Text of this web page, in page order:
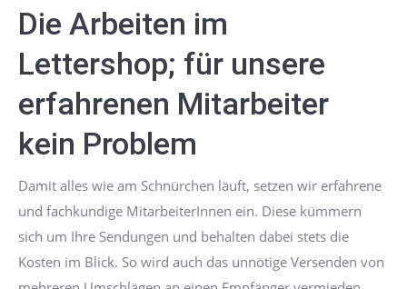
Die Arbeiten im
Lettershop; für unsere
erfahrenen Mitarbeiter
kein Problem
Damit alles wie am Schnürchen läuft, setzen wir erfahrene
und fachkundige MitarbeiterInnen ein. Diese kümmern
sich um Ihre Sendungen und behalten dabei stets die
Kosten im Blick. So wird auch das unnötige Versenden von